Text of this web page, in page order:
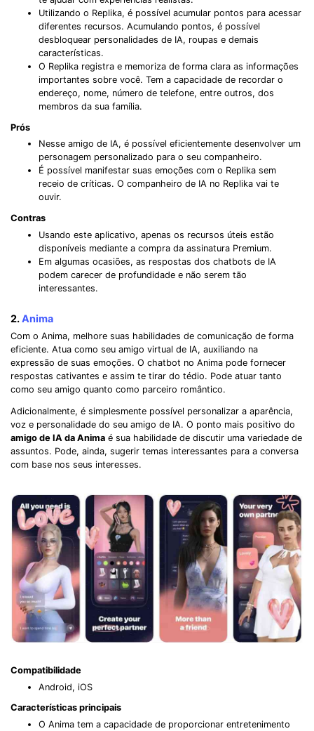
Utilizando o Replika, é possível acumular pontos para acessar
diferentes recursos. Acumulando pontos, é possível
desbloquear personalidades de IA, roupas e demais
características.
O Replika registra e memoriza de forma clara as informações
importantes sobre você. Tem a capacidade de recordar o
endereço, nome, número de telefone, entre outros, dos
membros da sua família.
Prós
Nesse amigo de IA, é possível eficientemente desenvolver um
personagem personalizado para o seu companheiro.
É possível manifestar suas emoções com o Replika sem
receio de críticas. O companheiro de IA no Replika vai te
ouvir.
Contras
Usando este aplicativo, apenas os recursos úteis estão
disponíveis mediante a compra da assinatura Premium.
Em algumas ocasiões, as respostas dos chatbots de IA
podem carecer de profundidade e não serem tão
interessantes.
2.Anima
Com o Anima, melhore suas habilidades de comunicação de forma
eficiente. Atua como seu amigo virtual de IA, auxiliando na
expressão de suas emoções. O chatbot no Anima pode fornecer
respostas cativantes e assim te tirar do tédio. Pode atuar tanto
como seu amigo quanto como parceiro romântico.
Adicionalmente, é simplesmente possível personalizar a aparência,
voz e personalidade do seu amigo de IA. O ponto mais positivo do
amigo de IA da Anima é sua habilidade de discutir uma variedade de
assuntos. Pode, ainda, sugerir temas interessantes para a conversa
com base nos seus interesses.
Compatibilidade
Android, iOS
Características principais
O Anima tem a capacidade de proporcionar entretenimento